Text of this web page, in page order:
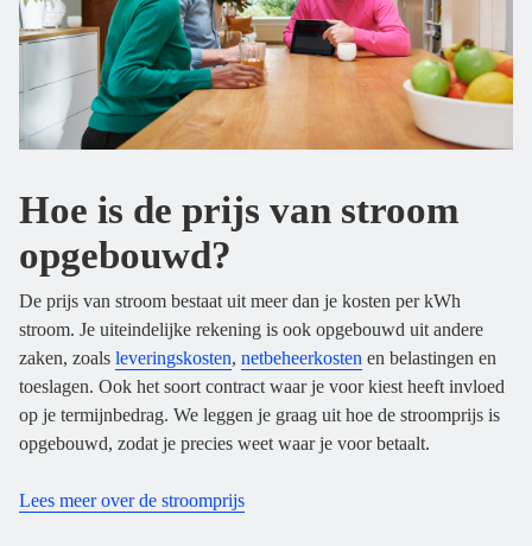
Hoe is de prijs van stroom
opgebouwd?
De prijs van stroom bestaat uit meer dan je kosten per kWh
stroom. Je uiteindelijke rekening is ook opgebouwd uit andere
zaken, zoals leveringskosten, netbeheerkosten en belastingen en
toeslagen. Ook het soort contract waar je voor kiest heeft invloed
op je termijnbedrag. We leggen je graag uit hoe de stroomprijs is
opgebouwd, zodat je precies weet waar je voor betaalt.
Lees meer over de stroomprijs